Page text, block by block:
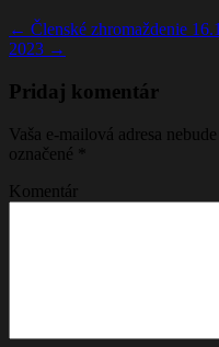
← Členské zhromaždenie
2023 →
Pridaj komentár
Vaša e-mailová adresa nebude
označené
Komentár